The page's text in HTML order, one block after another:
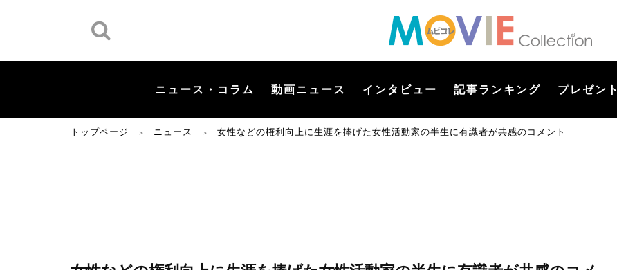
ニュース・コラム 動画ニュース インタビュー 記事ランキング プレゼント
トップページ ＞ ニュース ＞ 女性などの権利向上に生涯を捧げた女性活動家の半生に有識者が共感のコメント